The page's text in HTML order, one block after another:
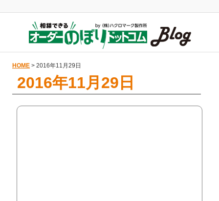
HOME > 2016年11月29日
2016年11月29日